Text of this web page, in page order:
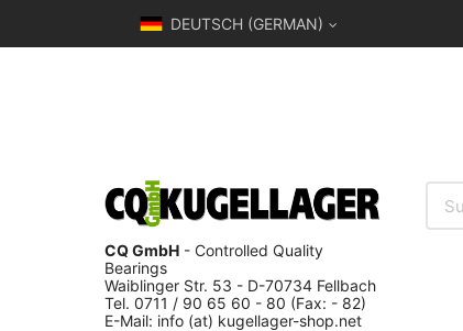
DEUTSCH (GERMAN)
CQ GmbH - Controlled Quality
Bearings
Waiblinger Str. 53 - D-70734 Fellbach
Tel. 0711 / 90 65 60 - 80 (Fax: - 82)
E-Mail: info (at) kugellager-shop.net